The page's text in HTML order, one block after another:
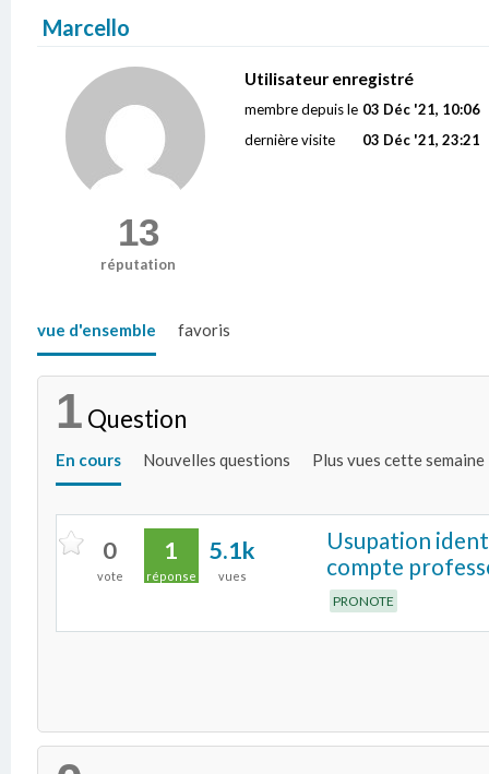
Marcello
13
réputation
Utilisateur enregistré
membre depuis le 03 Déc '21, 10:06
dernière visite
03 Déc '21, 23:21
vue d'ensemble favoris
1 Question
En cours Nouvelles questions Plus vues cette semaine
0
vote
1
réponse
5.1k
vues
Usupation
compte
PRONOTE